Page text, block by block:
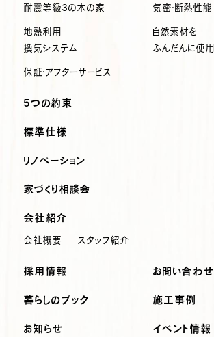
耐震等級3の木の家 気密・断熱性能
地熱利用
換気システム
自然素材を
ふんだんに使用
保証・アフターサービス
5つの約束
標準仕様
リノベーション
家づくり相談会
会社紹介
会社概要 スタッフ紹介
採用情報 お問い合わせ
暮らしのブック 施工事例
お知らせ イベント情報